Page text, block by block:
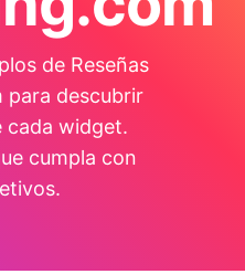
de Reseñas
para descubrir
cada widget.
cumpla con